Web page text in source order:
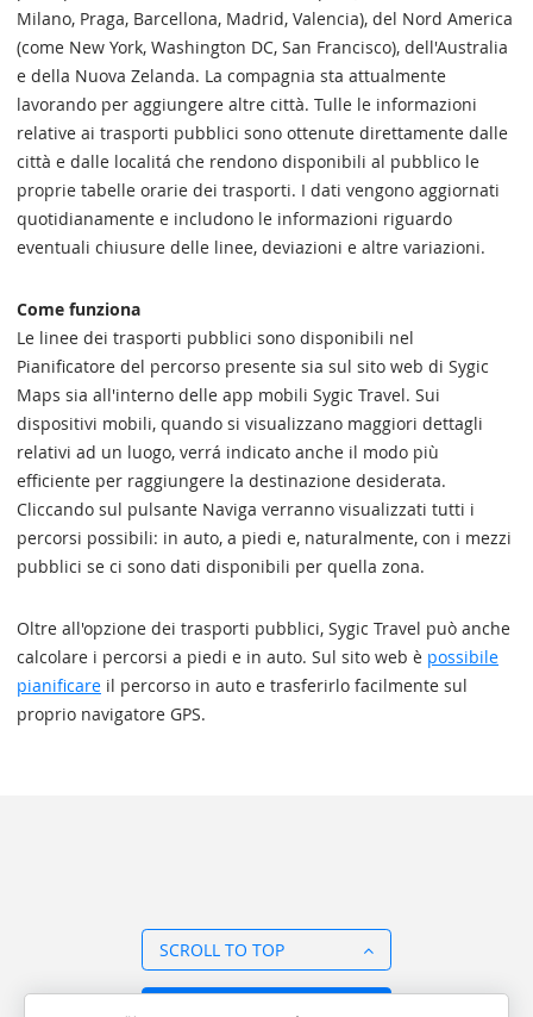
Milano, Praga, Barcellona, Madrid, Valencia), del Nord America
(come New York, Washington DC, San Francisco), dell'Australia
e della Nuova Zelanda. La compagnia sta attualmente
lavorando per aggiungere altre città. Tulle le informazioni
relative ai trasporti pubblici sono ottenute direttamente dalle
città e dalle localitá che rendono disponibili al pubblico le
proprie tabelle orarie dei trasporti. I dati vengono aggiornati
quotidianamente e includono le informazioni riguardo
eventuali chiusure delle linee, deviazioni e altre variazioni.
Come funziona
Le linee dei trasporti pubblici sono disponibili nel
Pianificatore del percorso presente sia sul sito web di Sygic
Maps sia all'interno delle app mobili Sygic Travel. Sui
dispositivi mobili, quando si visualizzano maggiori dettagli
relativi ad un luogo, verrá indicato anche il modo più
efficiente per raggiungere la destinazione desiderata.
Cliccando sul pulsante Naviga verranno visualizzati tutti i
percorsi possibili: in auto, a piedi e, naturalmente, con i mezzi
pubblici se ci sono dati disponibili per quella zona.
Oltre all'opzione dei trasporti pubblici, Sygic Travel può anche
calcolare i percorsi a piedi e in auto. Sul sito web è possibile
pianificare il percorso in auto e trasferirlo facilmente sul
proprio navigatore GPS.
SCROLL TO TOP